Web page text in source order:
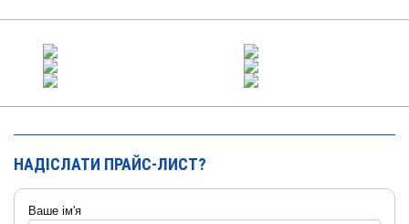
НАДІСЛАТИ ПРАЙС-ЛИСТ?
Ваше ім'я